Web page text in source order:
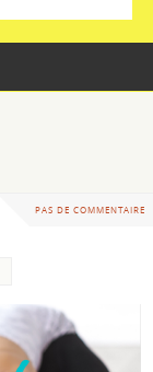
PAS DE COMMENTAIRE